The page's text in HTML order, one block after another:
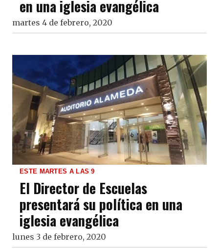
en una iglesia evangélica
martes 4 de febrero, 2020
ESTE MARTES A LAS 9
El Director de Escuelas
presentará su política en una
iglesia evangélica
lunes 3 de febrero, 2020